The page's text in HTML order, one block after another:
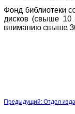
Фонд библиотеки
дисков (свыше 10
вниманию свыше
Предыдущий: Отдел